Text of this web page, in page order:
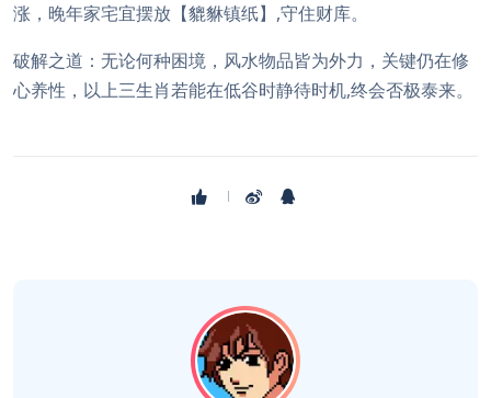
涨，晚年家宅宜摆放【貔貅镇纸】,守住财库。
破解之道：无论何种困境，风水物品皆为外力，关键仍在修
心养性，以上三生肖若能在低谷时静待时机,终会否极泰来。